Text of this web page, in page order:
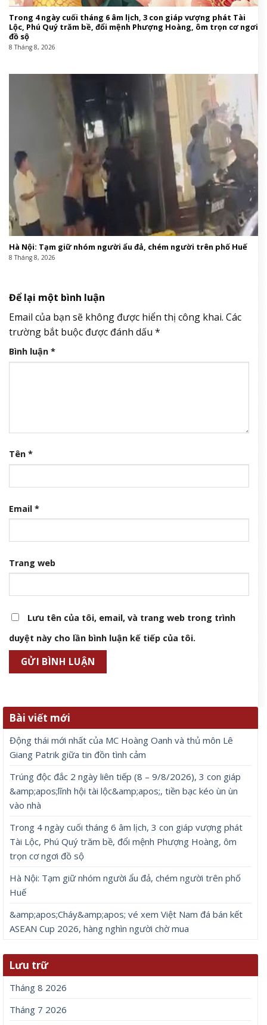
Trong 4 ngày cuối tháng 6 âm lịch, 3 con giáp vượng phát Tài
Lộc, Phú Quý trăm bề, đổi mệnh Phượng Hoàng, ôm trọn cơ ngơi
đồ sộ
8 Tháng 8, 2026
Hà Nội: Tạm giữ nhóm người ẩu đả, chém người trên phố Huế
8 Tháng 8, 2026
Để lại một bình luận
Email của bạn sẽ không được hiển thị công khai. Các
trường bắt buộc được đánh dấu *
Bình luận *
Tên *
Email *
Trang web
Lưu tên của tôi, email, và trang web trong trình
duyệt này cho lần bình luận kế tiếp của tôi.
Bài viết mới
Động thái mới nhất của MC Hoàng Oanh và thủ môn Lê
Giang Patrik giữa tin đồn tình cảm
Trúng độc đắc 2 ngày liên tiếp (8 – 9/8/2026), 3 con giáp
&amp;apos;lĩnh hội tài lộc&amp;apos;, tiền bạc kéo ùn ùn
vào nhà
Trong 4 ngày cuối tháng 6 âm lịch, 3 con giáp vượng phát
Tài Lộc, Phú Quý trăm bề, đổi mệnh Phượng Hoàng, ôm
trọn cơ ngơi đồ sộ
Hà Nội: Tạm giữ nhóm người ẩu đả, chém người trên phố
Huế
&amp;apos;Cháy&amp;apos; vé xem Việt Nam đá bán kết
ASEAN Cup 2026, hàng nghìn người chờ mua
Lưu trữ
Tháng 8 2026
Tháng 7 2026